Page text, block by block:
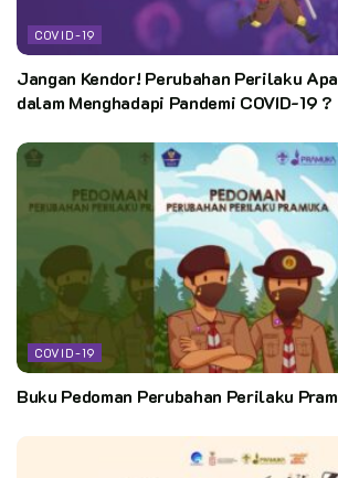
COVID-19
Jangan Kendor! Perubahan Perilaku
dalam Menghadapi Pandemi COVID-19 ?
COVID-19
Buku Pedoman Perubahan Perilaku